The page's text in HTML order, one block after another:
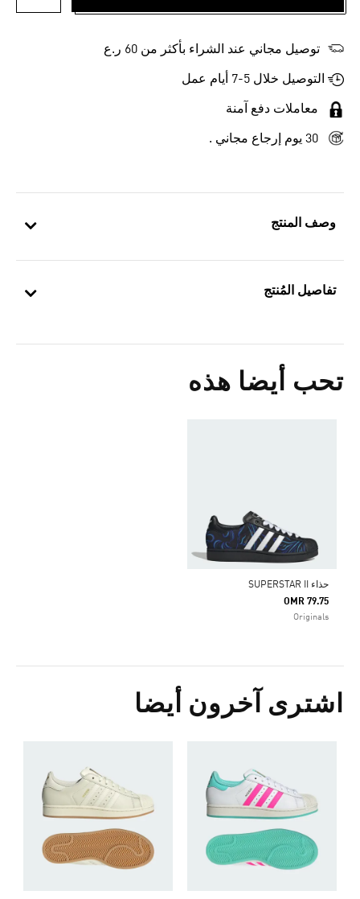
وصف المنتج
تفاصيل المُنتج
تحب أيضا هذه
حذاء SUPERSTAR II
OMR 79.75
Originals
اشترى آخرون أيضا
توصيل مجاني عند الشراء بأكثر من 60 ر.ع
التوصيل خلال 5-7 أيام عمل
معاملات دفع آمنة